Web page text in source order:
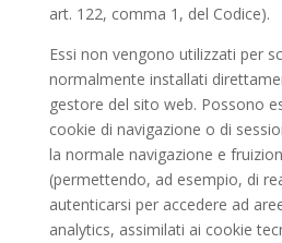
art. 122, comma 1, del Codice).
Essi non vengono utilizzati per
normalmente installati
gestore del sito web. Possono
cookie di navigazione o di
la normale navigazione e
(permettendo, ad esempio, di
autenticarsi per accedere ad
analytics, assimilati ai cookie